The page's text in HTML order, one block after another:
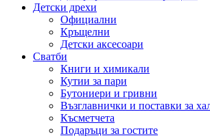
Детски дрехи
Официални
Кръщелни
Детски аксесоари
Сватби
Книги и химикали
Кутии за пари
Бутониери и гривни
Възглавнички и поставки за
Късметчета
Подаръци за гостите